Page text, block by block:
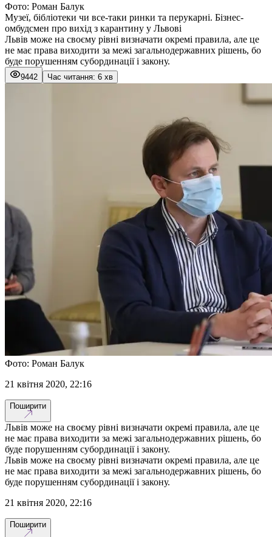
Фото: Роман Балук
Музеї, бібліотеки чи все-таки ринки та перукарні. Бізнес-
омбудсмен про вихід з карантину у Львові
Львів може на своєму рівні визначати окремі правила, але це
не має права виходити за межі загальнодержавних рішень, бо
буде порушенням субординації і закону.
9442 Час читання: 6 хв
Фото: Роман Балук
21 квітня 2020, 22:16
Поширити
Львів може на своєму рівні визначати окремі правила, але це
не має права виходити за межі загальнодержавних рішень, бо
буде порушенням субординації і закону.
Львів може на своєму рівні визначати окремі правила, але це
не має права виходити за межі загальнодержавних рішень, бо
буде порушенням субординації і закону.
21 квітня 2020, 22:16
Поширити